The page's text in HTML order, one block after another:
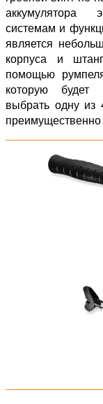
аккумулятора
системам и
является
корпуса и
помощью
которую будет
выбрать одну из
преимущественно